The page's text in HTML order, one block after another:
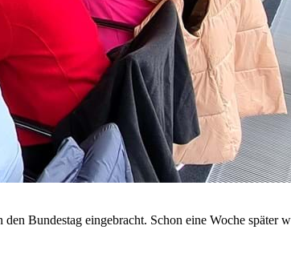
Bundestag eingebracht. Schon eine Woche später